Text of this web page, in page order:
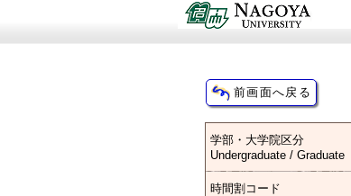
学部・大学院区分
Undergraduate / Graduate
時間割コード